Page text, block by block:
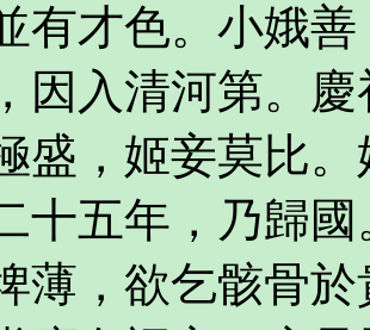
有才色。小娥
因入清河第。
盛，姬妾莫比
十五年，乃歸
薄，欲乞骸骨